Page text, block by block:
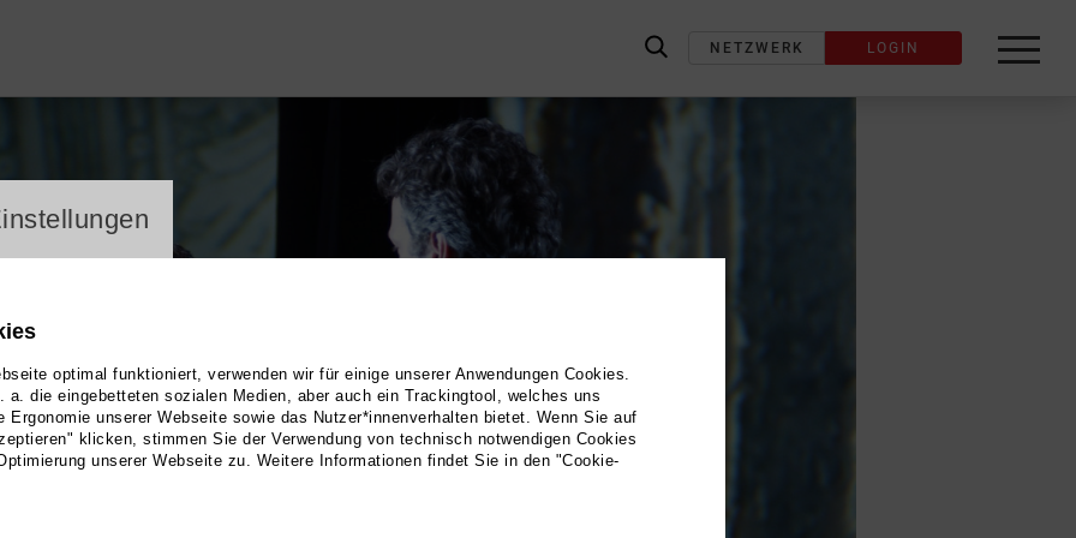
label_search
NETZWERK LOGIN
optimal funktioniert, verwenden wir für einige unserer Anwendungen Cookies.
a. die eingebetteten sozialen Medien, aber auch ein Trackingtool, welches uns
Ergonomie unserer Webseite sowie das Nutzer*innenverhalten bietet. Wenn Sie auf
klicken, stimmen Sie der Verwendung von technisch notwendigen Cookies
unserer Webseite zu. Weitere Informationen findet Sie in den "Cookie-